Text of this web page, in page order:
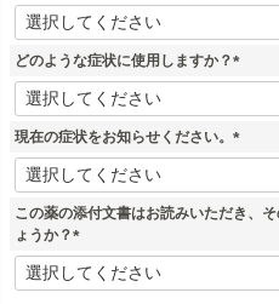
(
須
どのような症状に使用しますか？
(
須
現在の症状をお知らせください。
(
須
この薬の添付文書はお読みいただき、
ょうか？
(
必